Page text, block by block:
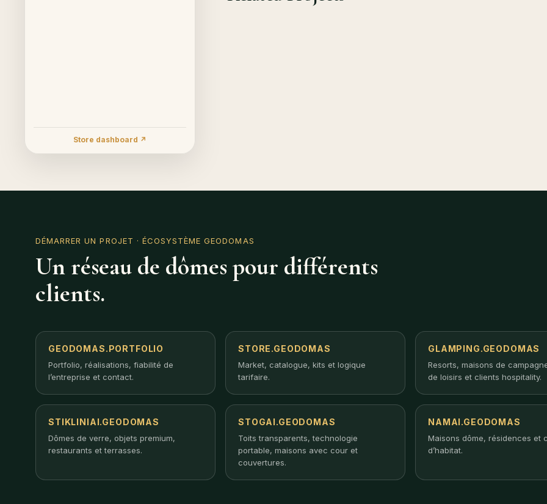
Store dashboard ↗
DÉMARRER UN PROJET · ÉCOSYSTÈME GEODOMAS
Un réseau de dômes pour différents
clients.
GEODOMAS.PORTFOLIO
Portfolio, réalisations, fiabilité de
l’entreprise et contact.
STORE.GEODOMAS
Market, catalogue, kits et logique
tarifaire.
GLAMPING.GEODOMAS
Resorts, maisons de
de loisirs et clients hospitality.
STIKLINIAI.GEODOMAS
Dômes de verre, objets premium,
restaurants et terrasses.
STOGAI.GEODOMAS
Toits transparents, technologie
portable, maisons avec cour et
couvertures.
NAMAI.GEODOMAS
Maisons dôme, résidences et
d’habitat.